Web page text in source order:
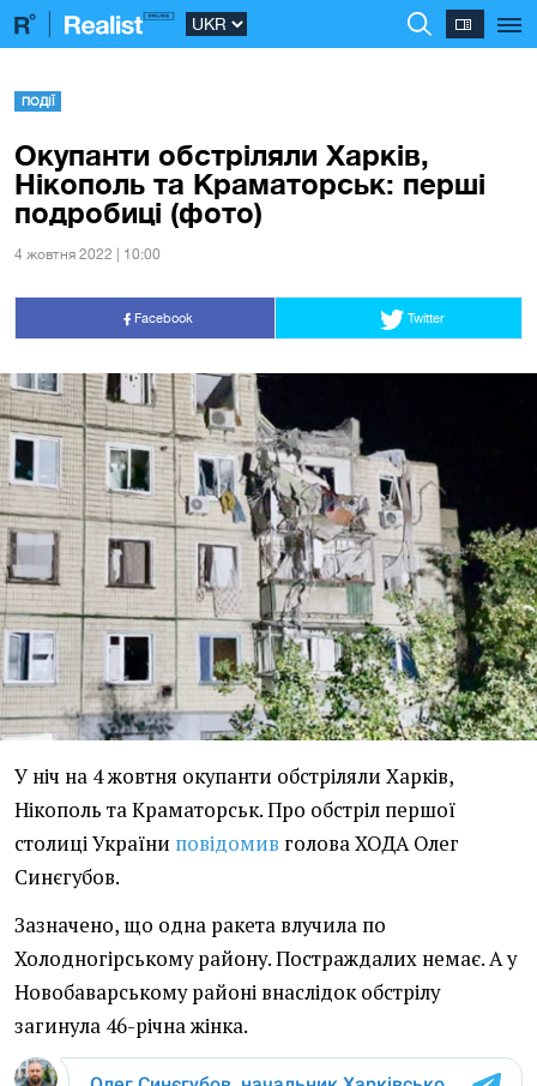
ПОДІЇ
Окупанти обстріляли Харків,
Нікополь та Краматорськ: перші
подробиці (фото)
4 жовтня 2022 | 10:00
Facebook Twitter
У ніч на 4 жовтня окупанти обстріляли Харків,
Нікополь та Краматорськ. Про обстріл першої
столиці України повідомив голова ХОДА Олег
Синєгубов.
Зазначено, що одна ракета влучила по
Холодногірському району. Постраждалих немає. А у
Новобаварському районі внаслідок обстрілу
загинула 46-річна жінка.